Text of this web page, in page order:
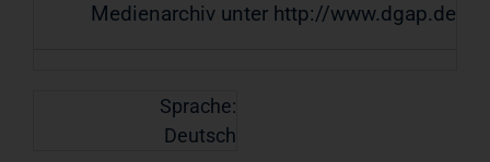
Medienarchiv unter http://www.dgap.de
Sprache:
Deutsch